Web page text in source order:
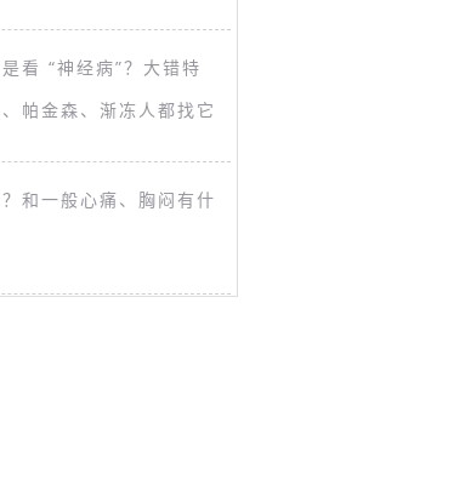
看 “神经病”？大错特
帕金森、渐冻人都找它
和一般心痛、胸闷有什